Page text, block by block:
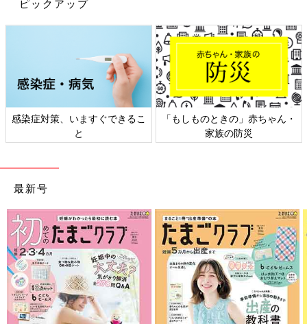
※記事内の価格はすべて税抜き、2021年2月時点のものです。
があります。あらかじめご了承ください。
※記事の内容は記載当時の情報であり、現在と異なる場合があり
ピックアップ
ものときの」赤ちゃん・
日本外来小児科学会リーフレッ
ト検討会
六星
最新号